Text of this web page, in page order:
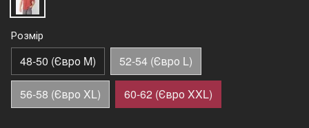
Розмір
48-50 (Євро M) 52-54 (Євро L)
56-58 (Євро XL) 60-62 (Євро XXL)